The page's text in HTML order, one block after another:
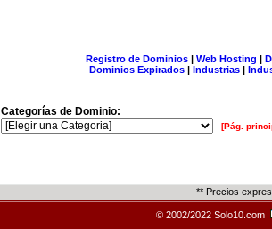
Registro de Dominios| Web Hosting |
Dominios Expirados | Industrias |
Categorías de Dominio:
[Pág.
** Precios
© 2002/2022 Solo10.com